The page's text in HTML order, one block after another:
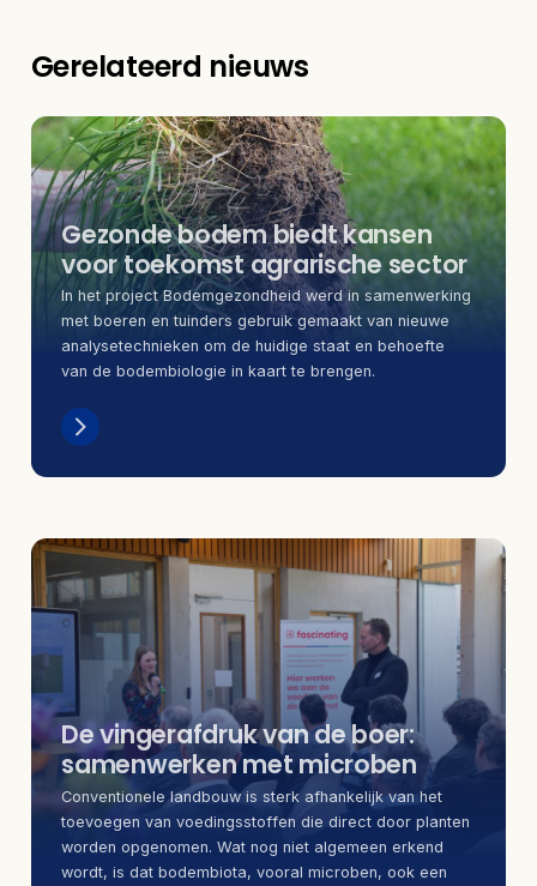
Gerelateerd nieuws
Gezonde bodem biedt kansen
voor toekomst agrarische sector
In het project Bodemgezondheid werd in samenwerking
met boeren en tuinders gebruik gemaakt van nieuwe
analysetechnieken om de huidige staat en behoefte
van de bodembiologie in kaart te brengen.
De vingerafdruk van de boer:
samenwerken met microben
Conventionele landbouw is sterk afhankelijk van het
toevoegen van voedingsstoffen die direct door planten
worden opgenomen. Wat nog niet algemeen erkend
wordt, is dat bodembiota, vooral microben, ook een